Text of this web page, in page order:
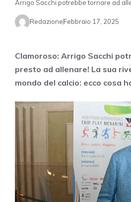
Arrigo Sacchi potrebbe tornare ad
RedazioneFebbraio 17, 2025
Clamoroso: Arrigo Sacchi
presto ad allenare! La sua
mondo del calcio: ecco cosa